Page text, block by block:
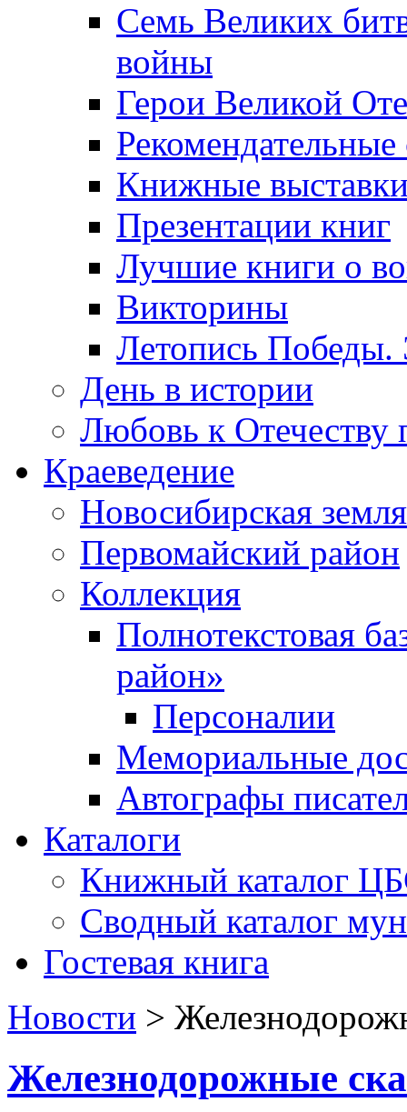
Семь Великих
войны
Герои Великой
Рекомендательные
Книжные
Презентации книг
Лучшие книги о
Викторины
Летопись Победы.
День в истории
Любовь к Отечеству
Краеведение
Новосибирская земля
Первомайский район
Коллекция
Полнотекстовая
район»
Персоналии
Мемориальные
Автографы
Каталоги
Книжный каталог
Сводный каталог
Гостевая книга
Новости >
Железнодорожные